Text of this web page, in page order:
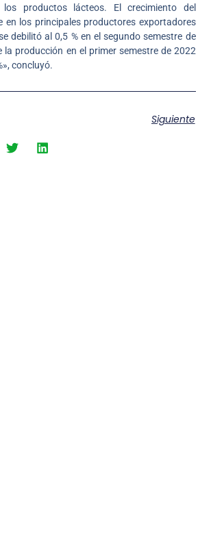
los productos lácteos. El crecimiento del
en los principales productores exportadores
debilitó al 0,5 % en el segundo semestre de
la producción en el primer semestre de 2022
concluyó.
Siguiente